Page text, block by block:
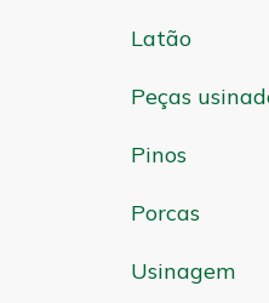
Latão
Peças
Pinos
Porcas
Usinagem